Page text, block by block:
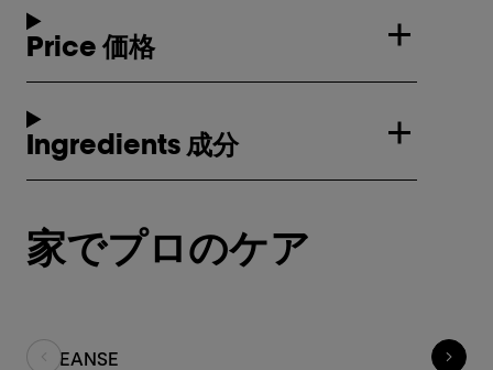
Price 価格
Ingredients 成分
家でプロのケア
CLEANSE